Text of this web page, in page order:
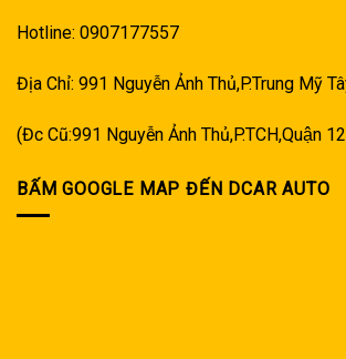
Hotline: 0907177557
Địa Chỉ: 991 Nguyễn Ảnh Thủ,P.Trung Mỹ
(Đc Cũ:991 Nguyễn Ảnh Thủ,P.TCH,Quận
BẤM GOOGLE MAP ĐẾN DCAR AUTO